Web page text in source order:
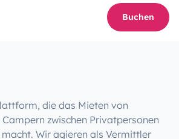
Buchen
die das Mieten von
zwischen Privatpersonen
Wir agieren als Vermittler